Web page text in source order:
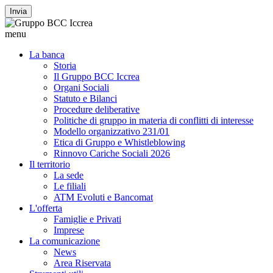
Invia
menu
La banca
Storia
Il Gruppo BCC Iccrea
Organi Sociali
Statuto e Bilanci
Procedure deliberative
Politiche di gruppo in materia di conflitti di interesse
Modello organizzativo 231/01
Etica di Gruppo e Whistleblowing
Rinnovo Cariche Sociali 2026
Il territorio
La sede
Le filiali
ATM Evoluti e Bancomat
L'offerta
Famiglie e Privati
Imprese
La comunicazione
News
Area Riservata